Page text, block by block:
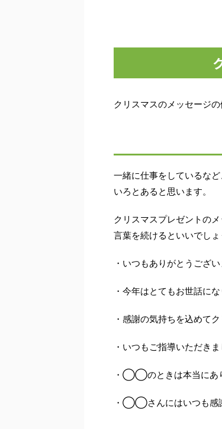
クリスマスのメッセージ
一緒に仕事をしているな
いろとあると思います。
クリスマスプレゼントの
言葉を続けるといいでしょ
・いつもありがとうござ
・今年はとてもお世話に
・感謝の気持ちを込めて
・いつもご指導いただき
・◯◯のときは本当にあ
・◯◯さんにはいつも感